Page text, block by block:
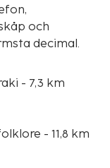
och
decimal.
- 7,3 km
- 11,8 km